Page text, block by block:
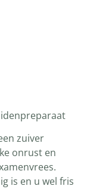
zuiver
onrust en
is en u wel fris